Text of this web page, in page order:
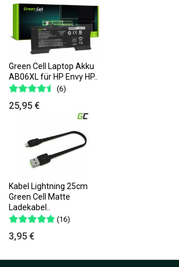
Green Cell Laptop Akku
AB06XL für HP Envy HP..
(6)
25,95 €
Kabel Lightning 25cm
Green Cell Matte
Ladekabel..
(16)
3,95 €